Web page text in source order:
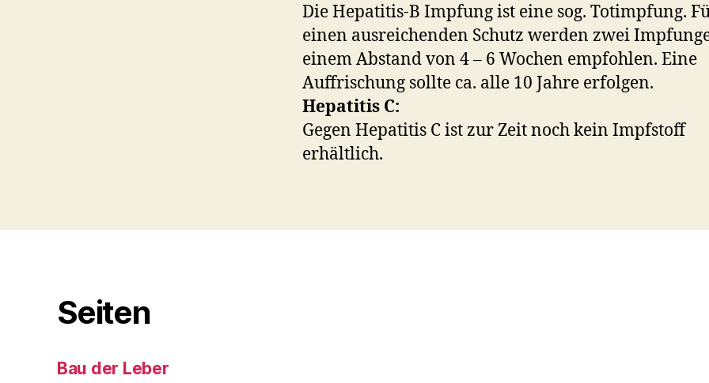
Die Hepatitis-B Impfung ist eine sog. Totimpfung.
einen ausreichenden Schutz werden zwei
einem Abstand von 4 – 6 Wochen empfohlen. Eine
Auffrischung sollte ca. alle 10 Jahre erfolgen.
Hepatitis C:
Gegen Hepatitis C ist zur Zeit noch kein Impfstoff
erhältlich.
Seiten
Bau der Leber